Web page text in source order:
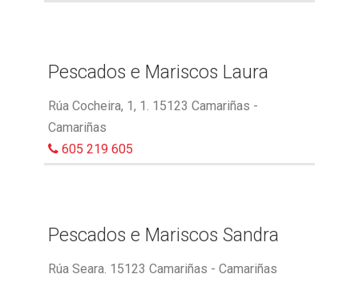
Pescados e Mariscos Laura
Rúa Cocheira, 1, 1. 15123 Camariñas -
Camariñas
605 219 605
Pescados e Mariscos Sandra
Rúa Seara. 15123 Camariñas - Camariñas